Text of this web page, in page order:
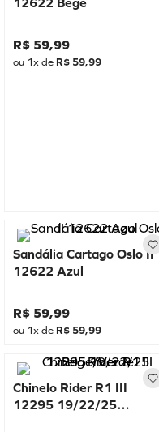
R$ 59,99
ou 1x de R$ 59,99
Sandália Cartago Oslo II
12622 Azul
R$ 59,99
ou 1x de R$ 59,99
Chinelo Rider R1 III
12295 19/22/25